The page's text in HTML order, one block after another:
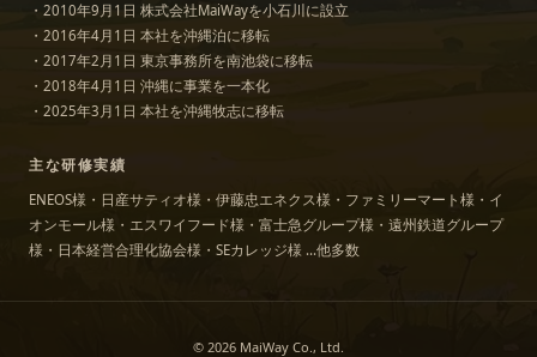
・2010年9月1日 株式会社MaiWayを小石川に設立
・2016年4月1日 本社を沖縄泊に移転
・2017年2月1日 東京事務所を南池袋に移転
・2018年4月1日 沖縄に事業を一本化
・2025年3月1日 本社を沖縄牧志に移転
主な研修実績
ENEOS様・日産サティオ様・伊藤忠エネクス様・ファミリーマート様・イ
オンモール様・エスワイフード様・富士急グループ様・遠州鉄道グループ
様・日本経営合理化協会様・SEカレッジ様 …他多数
© 2026 MaiWay Co., Ltd.